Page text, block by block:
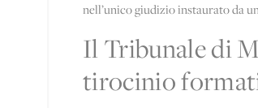
nell’unico giudizio instaurato da
Il Tribunale di
tirocinio